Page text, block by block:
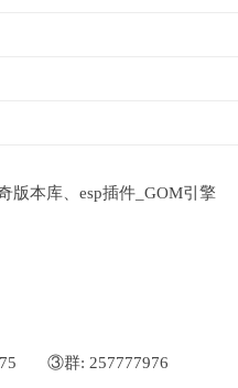
版本库、esp插件_GOM引擎
③群: 257777976